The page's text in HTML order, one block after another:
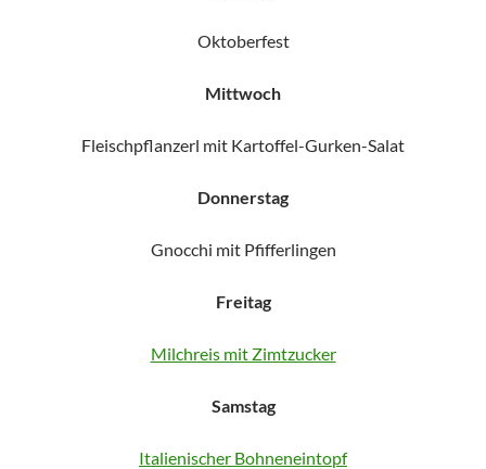
Oktoberfest
Mittwoch
Fleischpflanzerl mit Kartoffel-Gurken-Salat
Donnerstag
Gnocchi mit Pfifferlingen
Freitag
Milchreis mit Zimtzucker
Samstag
Italienischer Bohneneintopf